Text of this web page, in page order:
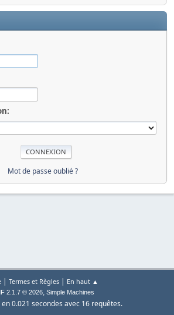
Mot de passe oublié ?
| Termes et Règles| En haut ▲
2.1.7 © 2026, Simple Machines
en 0.021 secondes avec 16 requêtes.